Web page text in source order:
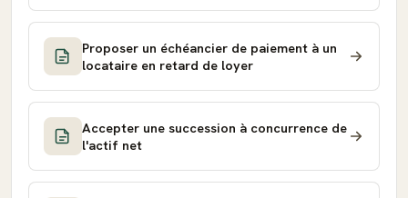
Proposer un échéancier de paiement à un
locataire en retard de loyer
Accepter une succession à concurrence de
l'actif net